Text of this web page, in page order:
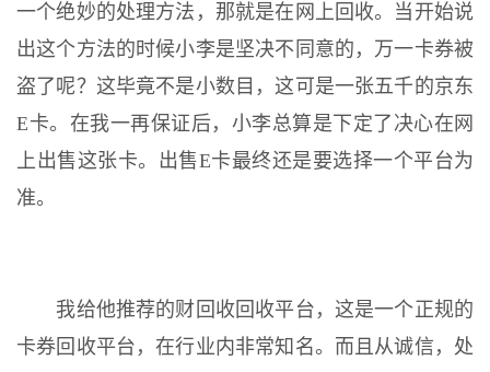
一个绝妙的处理方法，那就是在网上回收。当开始说
出这个方法的时候小李是坚决不同意的，万一卡券被
盗了呢？这毕竟不是小数目，这可是一张五千的京东
E卡。在我一再保证后，小李总算是下定了决心在网
上出售这张卡。出售E卡最终还是要选择一个平台为
准。
我给他推荐的财回收回收平台，这是一个正规的
卡券回收平台，在行业内非常知名。而且从诚信，处